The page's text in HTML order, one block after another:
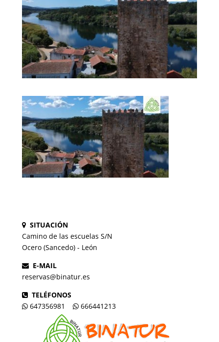
SITUACIÓN
Camino de las escuelas S/N
Ocero (Sancedo) - León
E-MAIL
reservas@binatur.es
TELÉFONOS
647356981
666441213